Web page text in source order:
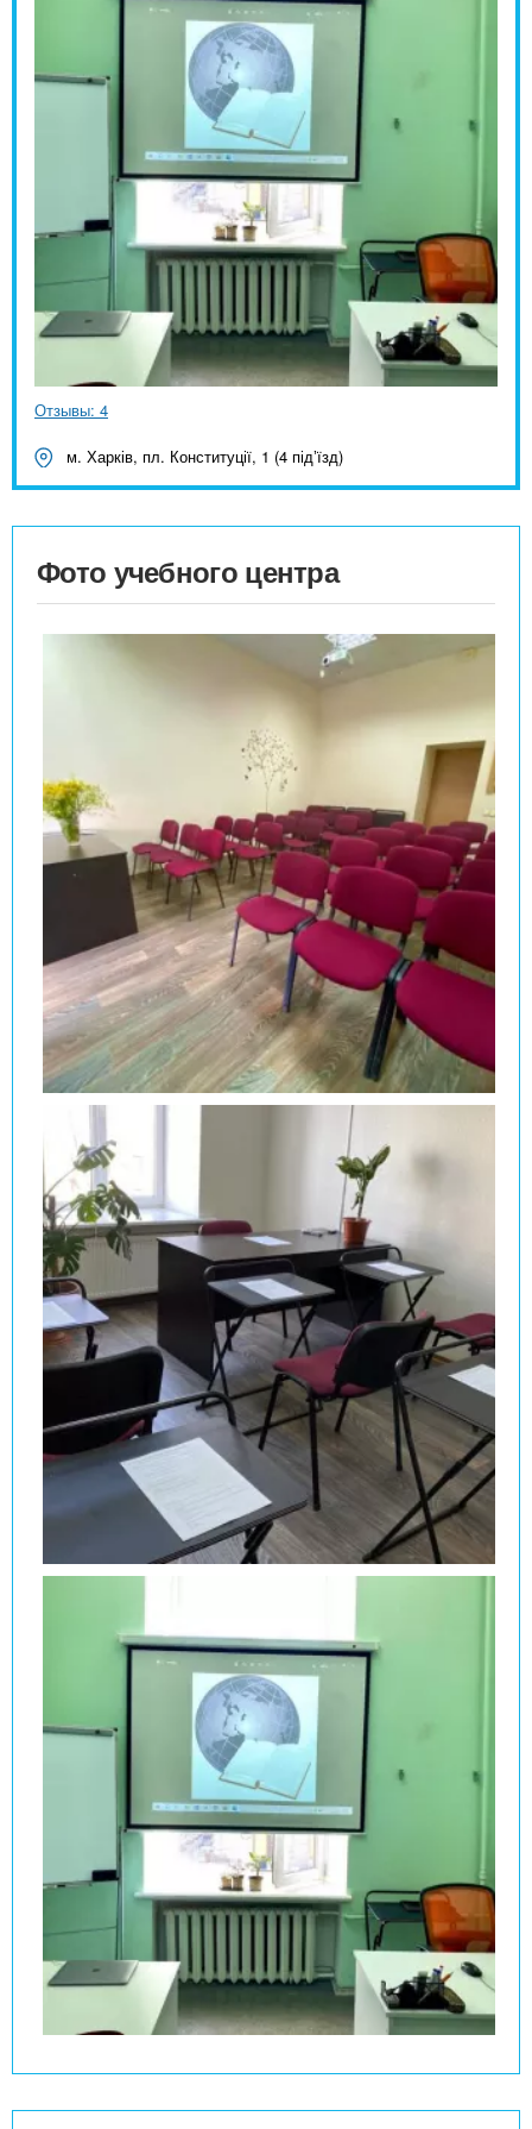
Отзывы: 4
м. Харків, пл. Конституції, 1 (4 підʼїзд)
Фото учебного центра